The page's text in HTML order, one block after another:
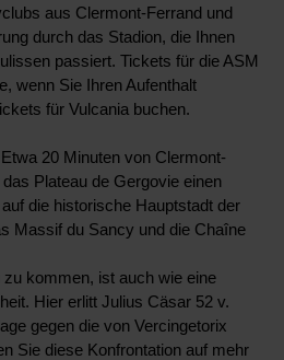
aus Clermont-Ferrand und
durch das Stadion, die Ihnen
passiert. Tickets für die ASM
wenn Sie Ihren Aufenthalt
für Vulcania buchen.
20 Minuten von Clermont-
Plateau de Gergovie einen
die historische Hauptstadt der
Massif du Sancy und die Chaîne
kommen, ist auch wie eine
Hier erlitt Julius Cäsar 52 v.
gegen die von Vercingetorix
Sie diese Konfrontation auf mehr